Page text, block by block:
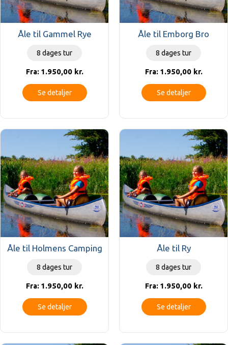
Åle til Gammel Rye
8 dages tur
Fra: 1.950,00 kr.
Se detaljer
Åle til Emborg Bro
8 dages tur
Fra: 1.950,00 kr.
Se detaljer
Åle til Holmens Camping
8 dages tur
Fra: 1.950,00 kr.
Se detaljer
Åle til Ry
8 dages tur
Fra: 1.950,00 kr.
Se detaljer